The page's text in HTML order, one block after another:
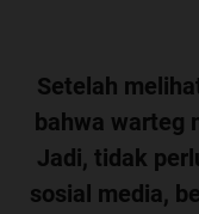
Setelah
bahwa warteg
Jadi, tidak
sosial media,